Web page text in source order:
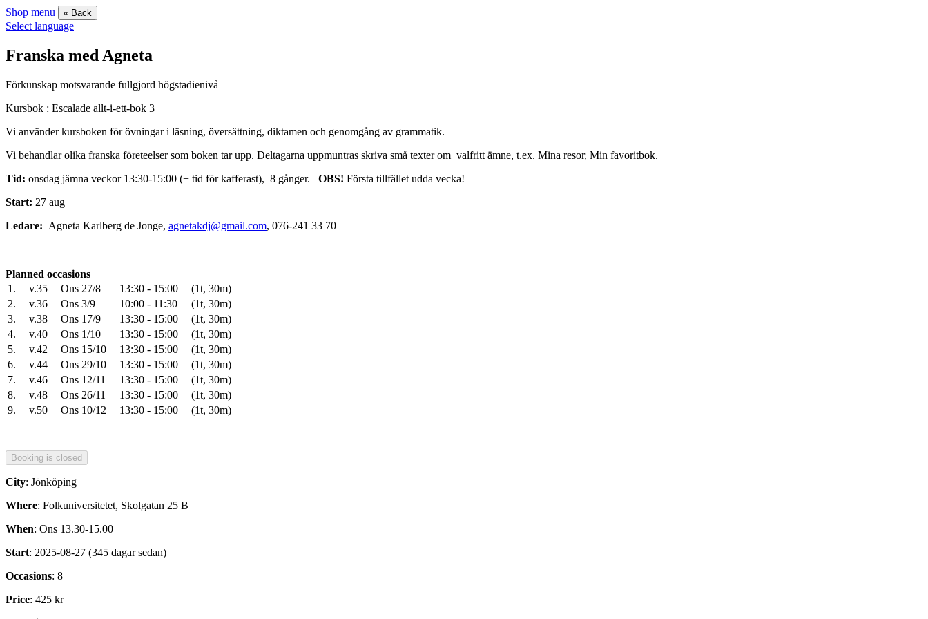
Shop menu « Back
Select language
Franska med Agneta
Förkunskap motsvarande fullgjord högstadienivå
Kursbok : Escalade allt-i-ett-bok 3
Vi använder kursboken för övningar i läsning, översättning, diktamen och genomgång av grammatik.
Vi behandlar olika franska företeelser som boken tar upp. Deltagarna uppmuntras skriva små texter om valfritt ämne, t.ex. Mina resor, Min favoritbok.
Tid: onsdag jämna veckor 13:30-15:00 (+ tid för kafferast), 8 gånger. OBS! Första tillfället udda vecka!
Start: 27 aug
Ledare: Agneta Karlberg de Jonge, agnetakdj@gmail.com, 076-241 33 70
Planned occasions
1.
v.35 Ons 27/8 13:30 - 15:00
(1t, 30m)
2.
v.36 Ons 3/9 10:00 - 11:30
(1t, 30m)
3.
v.38 Ons 17/9 13:30 - 15:00
(1t, 30m)
4.
v.40 Ons 1/10 13:30 - 15:00
(1t, 30m)
5.
v.42 Ons 15/10 13:30 - 15:00
(1t, 30m)
6.
v.44 Ons 29/10 13:30 - 15:00
(1t, 30m)
7.
v.46 Ons 12/11 13:30 - 15:00
(1t, 30m)
8.
v.48 Ons 26/11 13:30 - 15:00
(1t, 30m)
9.
v.50 Ons 10/12 13:30 - 15:00 (1t, 30m)
City: Jönköping
Where: Folkuniversitetet, Skolgatan 25 B
When: Ons 13.30-15.00
Start: 2025-08-27 (345 dagar sedan)
Occasions: 8
Price: 425 kr